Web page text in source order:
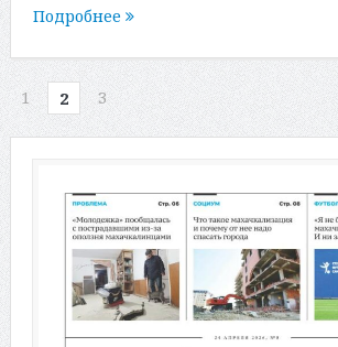
Подробнее
1 2 3